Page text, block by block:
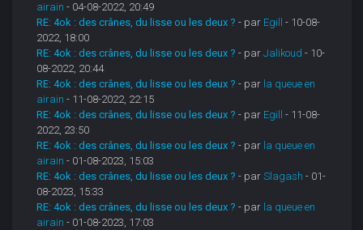
airain - 04-08-2022, 20:49
RE: 4ok : des crânes, du lisse ou les deux ? - par Egill
- 10-08-
2022, 18:00
RE: 4ok : des crânes, du lisse ou les deux ? - parJalikoud - 10-
08-2022, 20:44
RE: 4ok : des crânes, du lisse ou les deux ? - par la queue en
airain - 11-08-2022, 22:15
RE: 4ok : des crânes, du lisse ou les deux ? - par Egill
- 11-08-
2022, 23:50
RE: 4ok : des crânes, du lisse ou les deux ? - par la queue en
airain - 01-08-2023, 15:03
RE: 4ok : des crânes, du lisse ou les deux ? - parSlagash - 01-
08-2023, 15:33
RE: 4ok : des crânes, du lisse ou les deux ? - par la queue en
airain - 01-08-2023, 17:03